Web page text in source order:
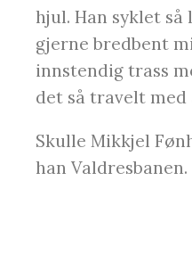
hjul. Han syklet så
gjerne bredbent
innstendig trass
det så travelt med
Skulle Mikkjel
han Valdresbanen.